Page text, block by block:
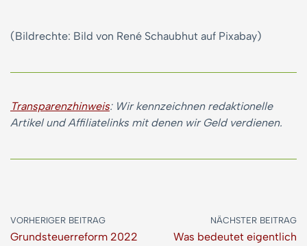
(Bildrechte: Bild von René Schaubhut auf Pixabay)
Transparenzhinweis: Wir kennzeichnen redaktionelle
Artikel und Affiliatelinks mit denen wir Geld verdienen.
VORHERIGER BEITRAG
Grundsteuerreform 2022
NÄCHSTER BEITRAG
Was bedeutet eigentlich